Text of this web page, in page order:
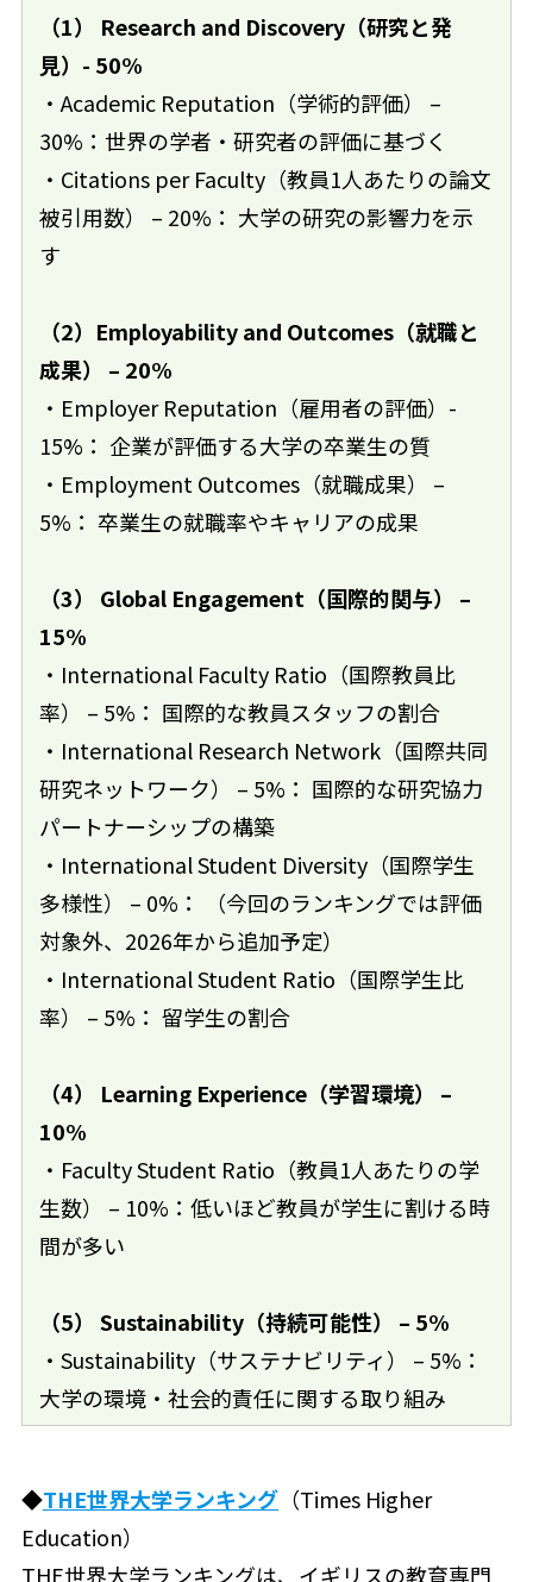
（1） Research and Discovery（研究と発
見）- 50%
・Academic Reputation（学術的評価） –
30%：世界の学者・研究者の評価に基づく
・Citations per Faculty（教員1人あたりの論文
被引用数） – 20%： 大学の研究の影響力を示
す
（2）Employability and Outcomes（就職と
成果） – 20%
・Employer Reputation（雇用者の評価）-
15%： 企業が評価する大学の卒業生の質
・Employment Outcomes（就職成果） –
5%： 卒業生の就職率やキャリアの成果
（3） Global Engagement（国際的関与） –
15%
・International Faculty Ratio（国際教員比
率） – 5%： 国際的な教員スタッフの割合
・International Research Network（国際共同
研究ネットワーク） – 5%： 国際的な研究協力
パートナーシップの構築
・International Student Diversity（国際学生
多様性） – 0%： （今回のランキングでは評価
対象外、2026年から追加予定）
・International Student Ratio（国際学生比
率） – 5%： 留学生の割合
（4） Learning Experience（学習環境） –
10%
・Faculty Student Ratio（教員1人あたりの学
生数） – 10%：低いほど教員が学生に割ける時
間が多い
（5） Sustainability（持続可能性） – 5%
・Sustainability（サステナビリティ） – 5%：
大学の環境・社会的責任に関する取り組み
◆THE世界大学ランキング（Times Higher
Education）
THE世界大学ランキングは、イギリスの教育専門